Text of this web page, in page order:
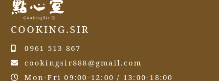
COOKING.SIR
0961 513 867
cookingsir888@gmail.com
Mon-Fri 09:00-12:00 / 13:00-18:00